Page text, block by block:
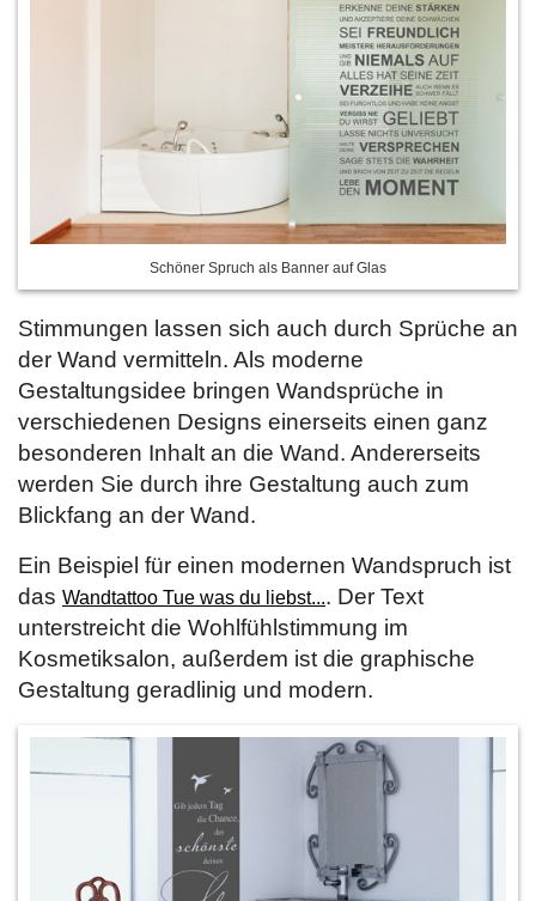
Schöner Spruch als Banner auf Glas
Stimmungen lassen sich auch durch Sprüche an
der Wand vermitteln. Als moderne
Gestaltungsidee bringen Wandsprüche in
verschiedenen Designs einerseits einen ganz
besonderen Inhalt an die Wand. Andererseits
werden Sie durch ihre Gestaltung auch zum
Blickfang an der Wand.
Ein Beispiel für einen modernen Wandspruch ist
das Wandtattoo Tue was du liebst.... Der Text
unterstreicht die Wohlfühlstimmung im
Kosmetiksalon, außerdem ist die graphische
Gestaltung geradlinig und modern.